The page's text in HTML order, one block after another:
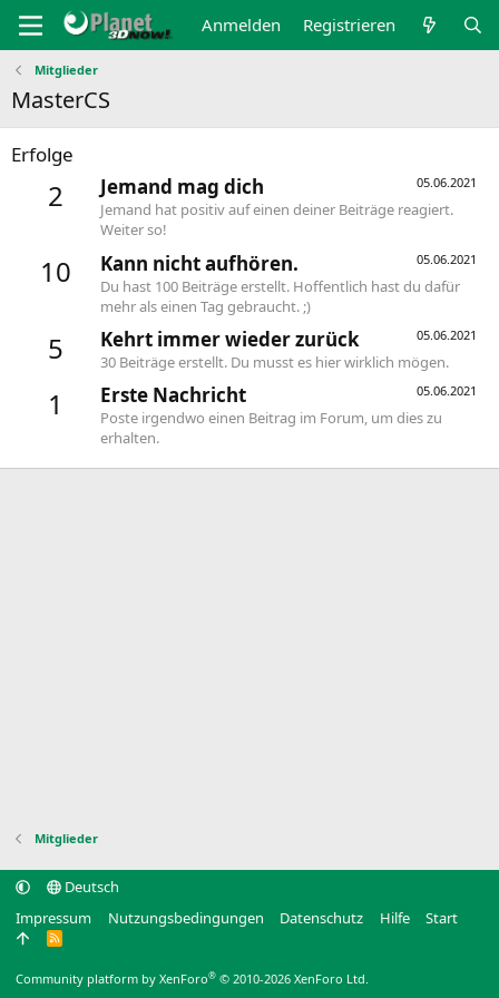
Anmelden Registrieren
Mitglieder
MasterCS
Erfolge
2 05.06.2021
Jemand mag dich
Jemand hat positiv auf einen deiner Beiträge reagiert.
Weiter so!
10 05.06.2021
Kann nicht aufhören.
Du hast 100 Beiträge erstellt. Hoffentlich hast du dafür
mehr als einen Tag gebraucht. ;)
5 05.06.2021
Kehrt immer wieder zurück
30 Beiträge erstellt. Du musst es hier wirklich mögen.
1 05.06.2021
Erste Nachricht
Poste irgendwo einen Beitrag im Forum, um dies zu
erhalten.
Mitglieder
Deutsch
Impressum
Nutzungsbedingungen Datenschutz Hilfe Start
R
Community platform by XenForo® © 2010-2026 XenForo Ltd.